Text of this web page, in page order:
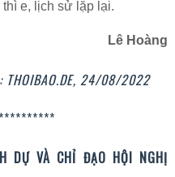
e, lịch sử lặp lại.
Lê Hoàng
: THOIBAO.DE, 24/08/2022
DỰ VÀ CHỈ ĐẠO HỘI NGHỊ